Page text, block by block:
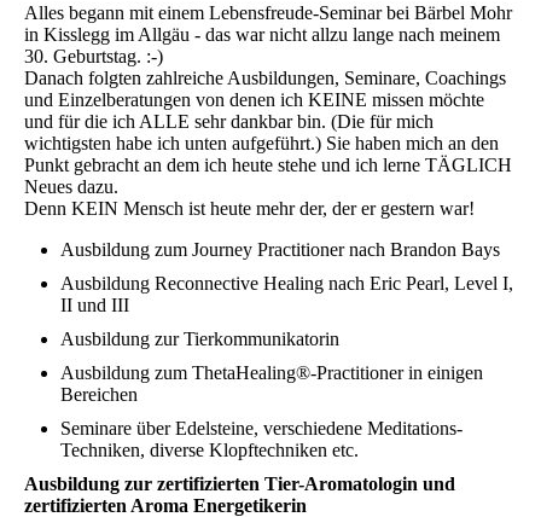
Alles begann mit einem Lebensfreude-Seminar bei Bärbel Mohr
in Kisslegg im Allgäu - das war nicht allzu lange nach meinem
30. Geburtstag. :-)
Danach folgten zahlreiche Ausbildungen, Seminare, Coachings
und Einzelberatungen von denen ich KEINE missen möchte
und für die ich ALLE sehr dankbar bin. (Die für mich
wichtigsten habe ich unten aufgeführt.) Sie haben mich an den
Punkt gebracht an dem ich heute stehe und ich lerne TÄGLICH
Neues dazu.
Denn KEIN Mensch ist heute mehr der, der er gestern war!
Ausbildung zum Journey Practitioner nach Brandon Bays
Ausbildung Reconnective Healing nach Eric Pearl, Level I,
II und III
Ausbildung zur Tierkommunikatorin
Ausbildung zum ThetaHealing®-Practitioner in einigen
Bereichen
Seminare über Edelsteine, verschiedene Meditations-
Techniken, diverse Klopftechniken etc.
Ausbildung zur zertifizierten Tier-Aromatologin und
zertifizierten Aroma Energetikerin